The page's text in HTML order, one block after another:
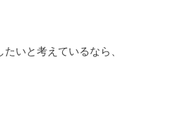
いと考えているなら、